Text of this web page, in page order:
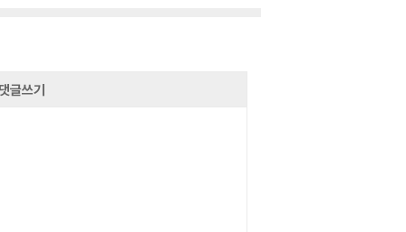
글쓰기